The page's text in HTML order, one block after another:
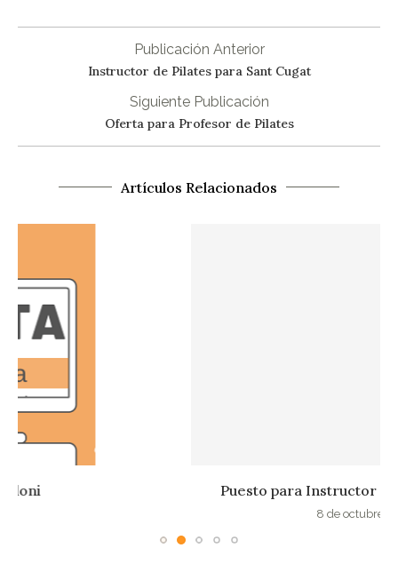
Publicación Anterior
Instructor de Pilates para Sant Cugat
Siguiente Publicación
Oferta para Profesor de Pilates
Artículos Relacionados
Puesto para Instructor Pilates en Sant Cugat